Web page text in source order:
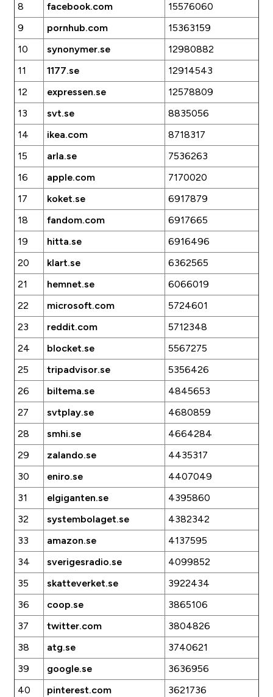
8
facebook.com
15576060
9
pornhub.com
15363159
10
synonymer.se
12980882
11
1177.se
12914543
12
expressen.se
12578809
13
svt.se
8835056
14
ikea.com
8718317
15
arla.se
7536263
16
apple.com
7170020
17
koket.se
6917879
18
fandom.com
6917665
19
hitta.se
6916496
20
klart.se
6362565
21
hemnet.se
6066019
22
microsoft.com
5724601
23
reddit.com
5712348
24
blocket.se
5567275
25
tripadvisor.se
5356426
26
biltema.se
4845653
27
svtplay.se
4680859
28
smhi.se
4664284
29
zalando.se
4435317
30
eniro.se
4407049
31
elgiganten.se
4395860
32
systembolaget.se
4382342
33
amazon.se
4137595
34
sverigesradio.se
4099852
35
skatteverket.se
3922434
36
coop.se
3865106
37
twitter.com
3804826
38
atg.se
3740621
39
google.se
3636956
40
pinterest.com
3621736